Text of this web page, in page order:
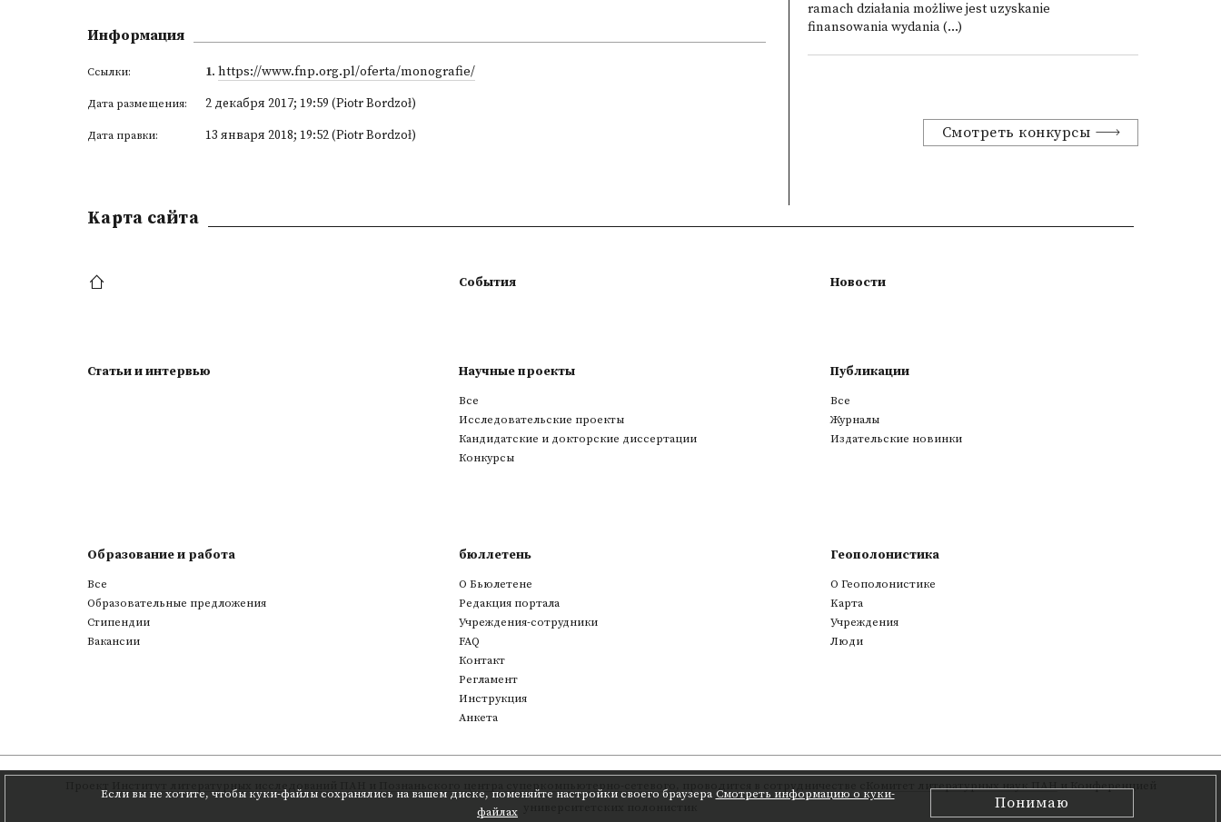
Информация
Ссылки: 1. https://www.fnp.org.pl/oferta/monografie/
Дата размещения: 2 декабря 2017; 19:59 (Piotr Bordzoł)
Дата правки: 13 января 2018; 19:52 (Piotr Bordzoł)
ramach działania możliwe jest uzyskanie
finansowania wydania (...)
Смотреть конкурсы
Если вы не хотите, чтобы куки-файлы сохранялись на вашем диске, поменяйте настройки своего браузера Смотреть информацию о куки-
файлах
Понимаю
Kарта сайта
События Новости
Статьи и интервью Научные проекты
Все
Исследовательские проекты
Кандидатские и докторские диссертации
Конкурсы
Публикации
Все
Журналы
Издательские новинки
Образование и работа
Все
Образовательные предложения
Стипендии
Вакансии
бюллетень
О Бьюлетене
Редакция портала
Учреждения-сотрудники
FAQ
Контакт
Регламент
Инструкция
Анкета
Геополонистика
О Геополонистике
Kарта
Учреждения
Люди
Институт литературных исследований ПАН Познаньского центра суперкомпьютерно-сетевого Комитет литературных наук ПАНи Конференцией